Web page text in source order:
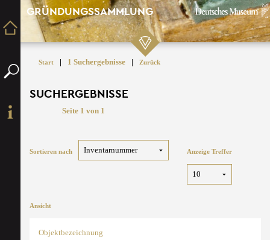
GRÜNDUNGSSAMMLUNG
Start | 1 Suchergebnisse | Zurück
SUCHERGEBNISSE
Seite 1 von 1
Sortieren nach Anzeige Treffer
Ansicht
Objektbezeichnung